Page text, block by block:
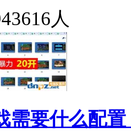
人
需要什么配